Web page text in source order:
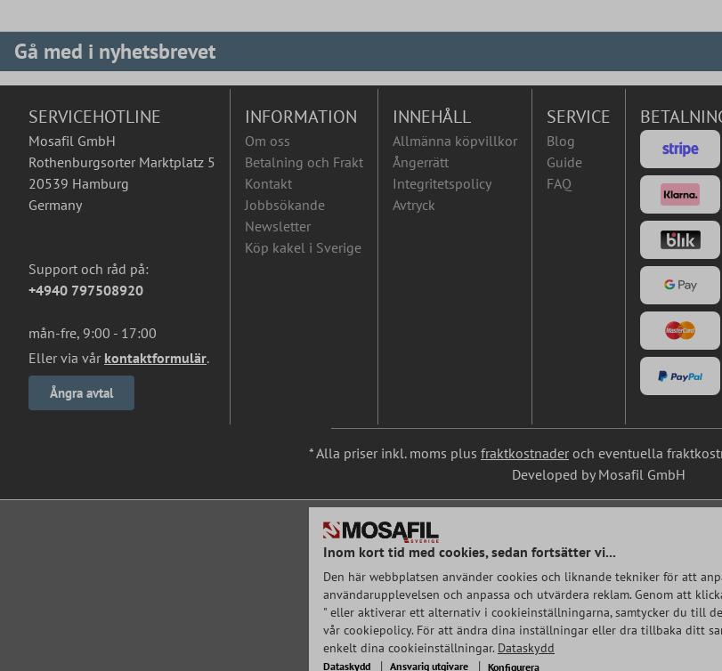
Gå med i nyhetsbrevet
SERVICEHOTLINE
Mosafil GmbH
Rothenburgsorter Marktplatz 5
20539 Hamburg
Germany
Support och råd på:
+4940 797508920
mån-fre, 9:00 - 17:00
Eller via vår kontaktformulär.
Ångra avtal
INFORMATION
Om oss
Betalning och Frakt
Kontakt
Jobbsökande
Newsletter
Köp kakel i Sverige
INNEHÅLL
Allmänna köpvillkor
Ångerrätt
Integritetspolicy
Avtryck
SERVICE
Blog
Guide
FAQ
* Alla priser inkl. moms plus fraktkostnader och eventuella
Developed by Mosafil GmbH
Inom kort tid med cookies, sedan fortsätter vi...
Den här webbplatsen använder cookies och liknande tekniker för att
användarupplevelsen och anpassa och utvärdera reklam. Genom att
" eller aktiverar ett alternativ i cookieinställningarna, samtycker du till
vår cookiepolicy. För att ändra dina inställningar eller dra tillbaka ditt
enkelt dina cookieinställningar. Dataskydd
Dataskydd Ansvarig utgivare Konfigurera